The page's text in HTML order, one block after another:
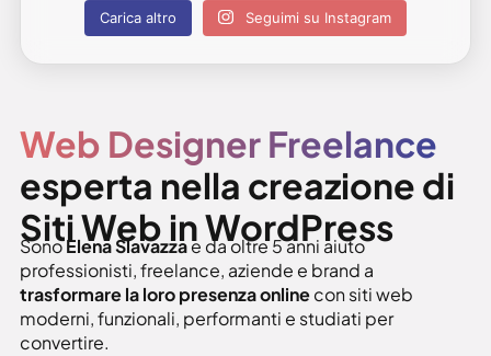
Carica altro Seguimi su Instagram
Web Designer Freelance
esperta nella creazione di
Siti Web in WordPress
SonoElena Slavazzae da oltre 5 anni aiuto
professionisti, freelance, aziende e brand a
trasformare la loro presenza onlinecon siti web
moderni, funzionali, performanti e studiati per
convertire.